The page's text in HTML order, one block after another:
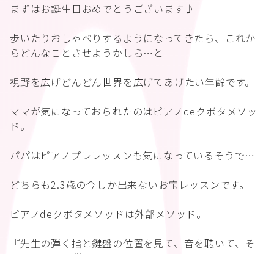
まずはお誕生日おめでとうございます♪
歩いたりおしゃべりするようになってきたら、これか
らどんなことさせようかしら…と
視野を広げどんどん世界を広げてあげたい年齢です。
ママが気になっておられたのはピアノdeクボタメソッ
ド。
パパはピアノプレレッスンも気になっているそうで…
どちらも2.3歳の今しか出来ないお宝レッスンです。
ピアノdeクボタメソッドは外部メソッド。
『先生の弾く指と鍵盤の位置を見て、音を聴いて、そ